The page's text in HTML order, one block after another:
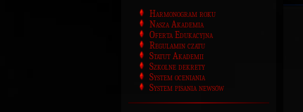
Harmonogram roku
Nasza Akademia
Oferta Edukacyjna
Regulamin czatu
Statut Akademii
Szkolne dekrety
System oceniania
System pisania newsów